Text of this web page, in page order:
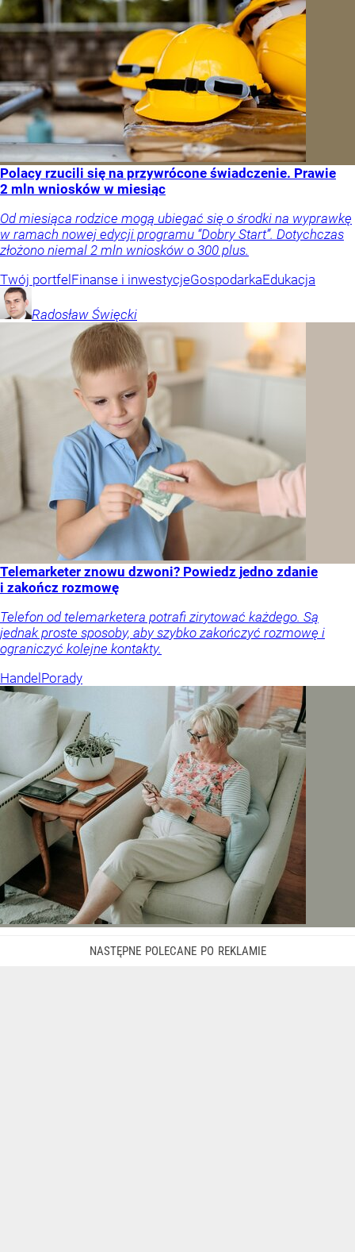
Polacy rzucili się na przywrócone świadczenie. Prawie
2 mln wniosków w miesiąc
Od miesiąca rodzice mogą ubiegać się o środki na wyprawkę
w ramach nowej edycji programu “Dobry Start”. Dotychczas
złożono niemal 2 mln wniosków o 300 plus.
Twój portfelFinanse i inwestycjeGospodarkaEdukacja
Radosław Święcki
Telemarketer znowu dzwoni? Powiedz jedno zdanie
i zakończ rozmowę
Telefon od telemarketera potrafi zirytować każdego. Są
jednak proste sposoby, aby szybko zakończyć rozmowę i
ograniczyć kolejne kontakty.
HandelPorady